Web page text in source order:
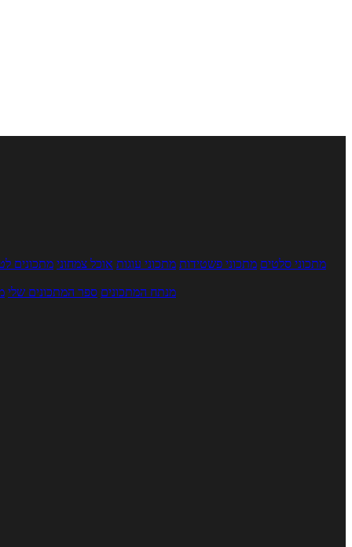
מתכוני סלטים מתכוני פשטידות מתכוני עוגות אוכל צמחוני מתכונים
מנתח המתכונים ספר המתכונים שלי